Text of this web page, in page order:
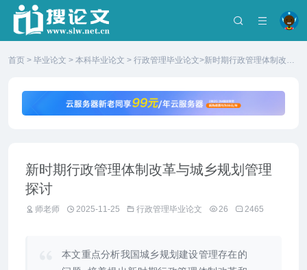
首页 > 毕业论文 > 本科毕业论文 > 行政管理毕业论文>新时期行政管理体制改革
新时期行政管理体制改革与城乡规划管理
探讨
师老师 2025-11-25 行政管理毕业论文 26 2465
本文重点分析我国城乡规划建设管理存在的